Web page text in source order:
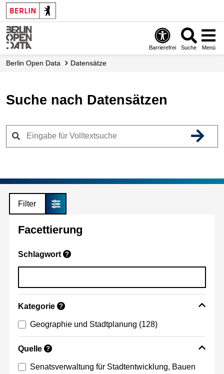
Skip
to
main
content
Barrierefrei Suche Menü
Berlin Open Data Datensätze
Suche nach Datensätzen
Filter
Facettierung
Schlagwort ?
Kategorie ?
Geographie und Stadtplanung (128)
Quelle ?
Senatsverwaltung für Stadtentwicklung, Bauen